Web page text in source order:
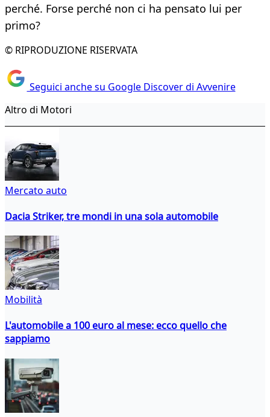
perché. Forse perché non ci ha pensato lui per
primo?
© RIPRODUZIONE RISERVATA
Seguici anche su Google Discover di Avvenire
Altro di Motori
Mercato auto
Dacia Striker, tre mondi in una sola automobile
Mobilità
L'automobile a 100 euro al mese: ecco quello che
sappiamo